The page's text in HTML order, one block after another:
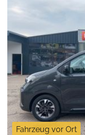
Fahrzeug vor Ort